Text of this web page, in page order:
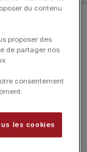
:
de
Portez-les en
les pour créer
histoire.
du contenu
proposer des
de partager nos
consentement
les cookies